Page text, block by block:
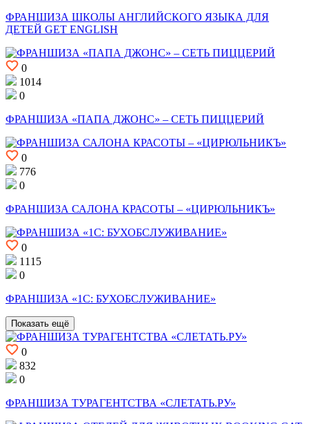
ФРАНШИЗА ШКОЛЫ АНГЛИЙСКОГО ЯЗЫКА ДЛЯ
ДЕТЕЙ GET ENGLISH
0
1014
0
ФРАНШИЗА «ПАПА ДЖОНС» – СЕТЬ ПИЦЦЕРИЙ
0
776
0
ФРАНШИЗА САЛОНА КРАСОТЫ – «ЦИРЮЛЬНИКЪ»
0
1115
0
ФРАНШИЗА «1С: БУХОБСЛУЖИВАНИЕ»
Показать ещё
0
832
0
ФРАНШИЗА ТУРАГЕНТСТВА «СЛЕТАТЬ.РУ»